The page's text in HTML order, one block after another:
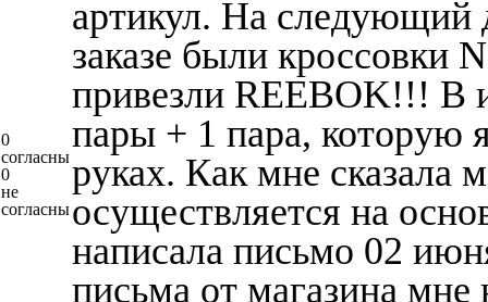
0
согласны
0
не
согласны
артикул. На следующий
заказе были кроссовки
привезли REEBOK!!! В
пары + 1 пара, которую
руках. Как мне сказала
осуществляется на
написала письмо 02
письма от магазина мне